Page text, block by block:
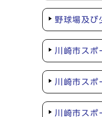
野球場及び
川崎市スポ
川崎市スポ
川崎市スポ